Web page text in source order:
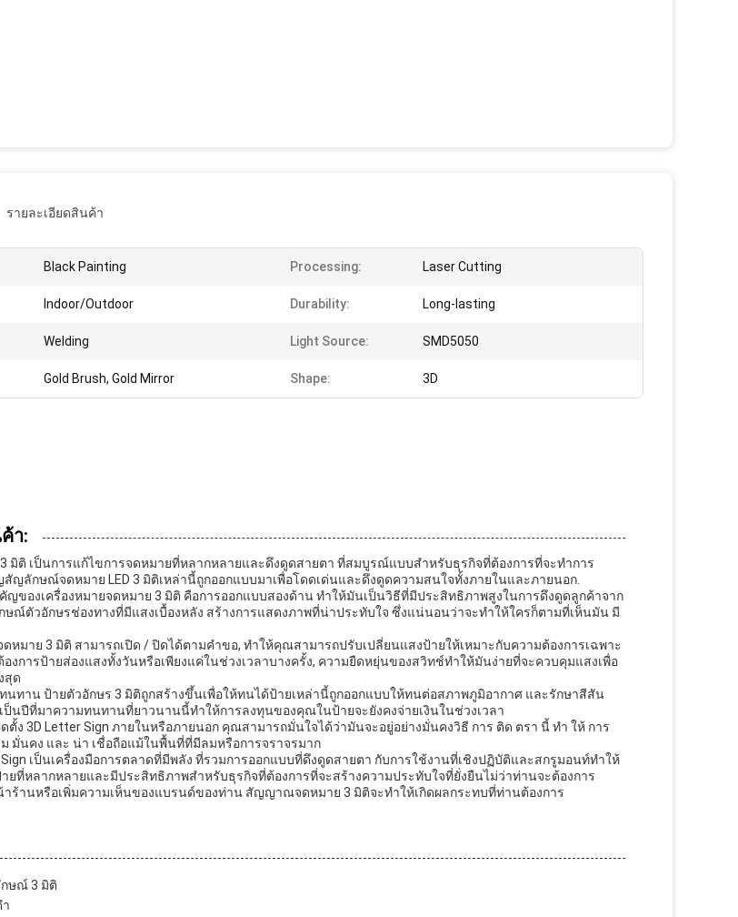
รายละเอียดสินค้า
Black Painting Processing: Laser Cutting
Indoor/Outdoor Durability: Long-lasting
Welding Light Source: SMD5050
Gold Brush, Gold Mirror Shape: 3D
า:
ติ เป็นการแก้ไขการจดหมายที่หลากหลายและดึงดูดสายตา ที่สมบูรณ์แบบสําหรับธุรกิจที่ต้องการที่จะทําการ
ญลักษณ์จดหมาย LED 3 มิติเหล่านี้ถูกออกแบบมาเพื่อโดดเด่นและดึงดูดความสนใจทั้งภายในและภายนอก.
ของเครื่องหมายจดหมาย 3 มิติ คือการออกแบบสองด้าน ทําให้มันเป็นวิธีที่มีประสิทธิภาพสูงในการดึงดูดลูกค้าจาก
ณ์ตัวอักษรช่องทางที่มีแสงเบื้องหลัง สร้างการแสดงภาพที่น่าประทับใจ ซึ่งแน่นอนว่าจะทําให้ใครก็ตามที่เห็นมัน มี
หมาย 3 มิติ สามารถเปิด / ปิดได้ตามคําขอ, ทําให้คุณสามารถปรับเปลี่ยนแสงป้ายให้เหมาะกับความต้องการเฉพาะ
การป้ายส่องแสงทั้งวันหรือเพียงแค่ในช่วงเวลาบางครั้ง, ความยืดหยุ่นของสวิทช์ทําให้มันง่ายที่จะควบคุมแสงเพื่อ
สุด
นทาน ป้ายตัวอักษร 3 มิติถูกสร้างขึ้นเพื่อให้ทนได้ป้ายเหล่านี้ถูกออกแบบให้ทนต่อสภาพภูมิอากาศ และรักษาสีสัน
ป็นปีที่มาความทนทานที่ยาวนานนี้ทําให้การลงทุนของคุณในป้ายจะยังคงจ่ายเงินในช่วงเวลา
ตั้ง 3D Letter Sign ภายในหรือภายนอก คุณสามารถมั่นใจได้ว่ามันจะอยู่อย่างมั่นคงวิธี การ ติด ตรา นี้ ทํา ให้ การ
มั่นคง และ น่า เชื่อถือแม้ในพื้นที่ที่มีลมหรือการจราจรมาก
เป็นเครื่องมือการตลาดที่มีพลัง ที่รวมการออกแบบที่ดึงดูดสายตา กับการใช้งานที่เชิงปฏิบัติและสกรูมอนท์ทําให้
ยที่หลากหลายและมีประสิทธิภาพสําหรับธุรกิจที่ต้องการที่จะสร้างความประทับใจที่ยั่งยืนไม่ว่าท่านจะต้องการ
ร้านหรือเพิ่มความเห็นของแบรนด์ของท่าน สัญญาณจดหมาย 3 มิติจะทําให้เกิดผลกระทบที่ท่านต้องการ
ษณ์ 3 มิติ